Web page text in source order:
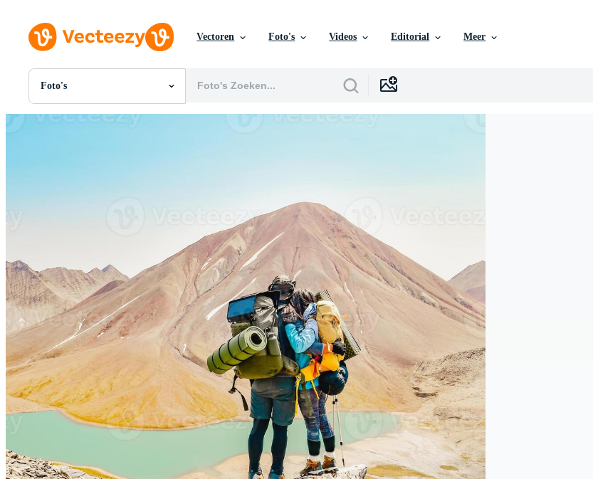
Vectoren Foto's Videos Editorial Meer
Foto's
Alle Afbeeldingen